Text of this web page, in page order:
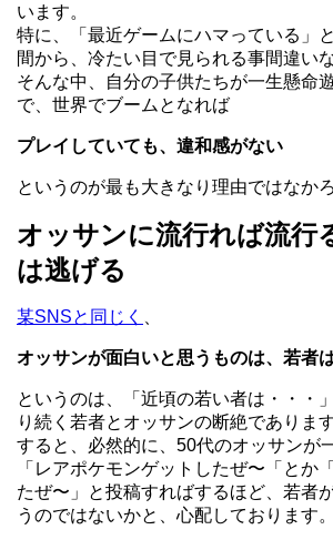
います。
特に、「最近ゲームにハマっている」
間から、冷たい目で見られる事間違い
そんな中、自分の子供たちが一生懸命
で、世界でブームとなれば
プレイしていても、違和感がない
というのが最も大きなり理由ではなか
オッサンに流行れば流行
は逃げる
某SNSと同じく
オッサンが面白いと思うものは、若者
というのは、「近頃の若い者は・・・
り続く若者とオッサンの断絶であります
すると、必然的に、50代のオッサンが
「レアポケモンゲットしたぜ〜「とか
たぜ〜」と投稿すればするほど、若者
うのではないかと、心配しております。